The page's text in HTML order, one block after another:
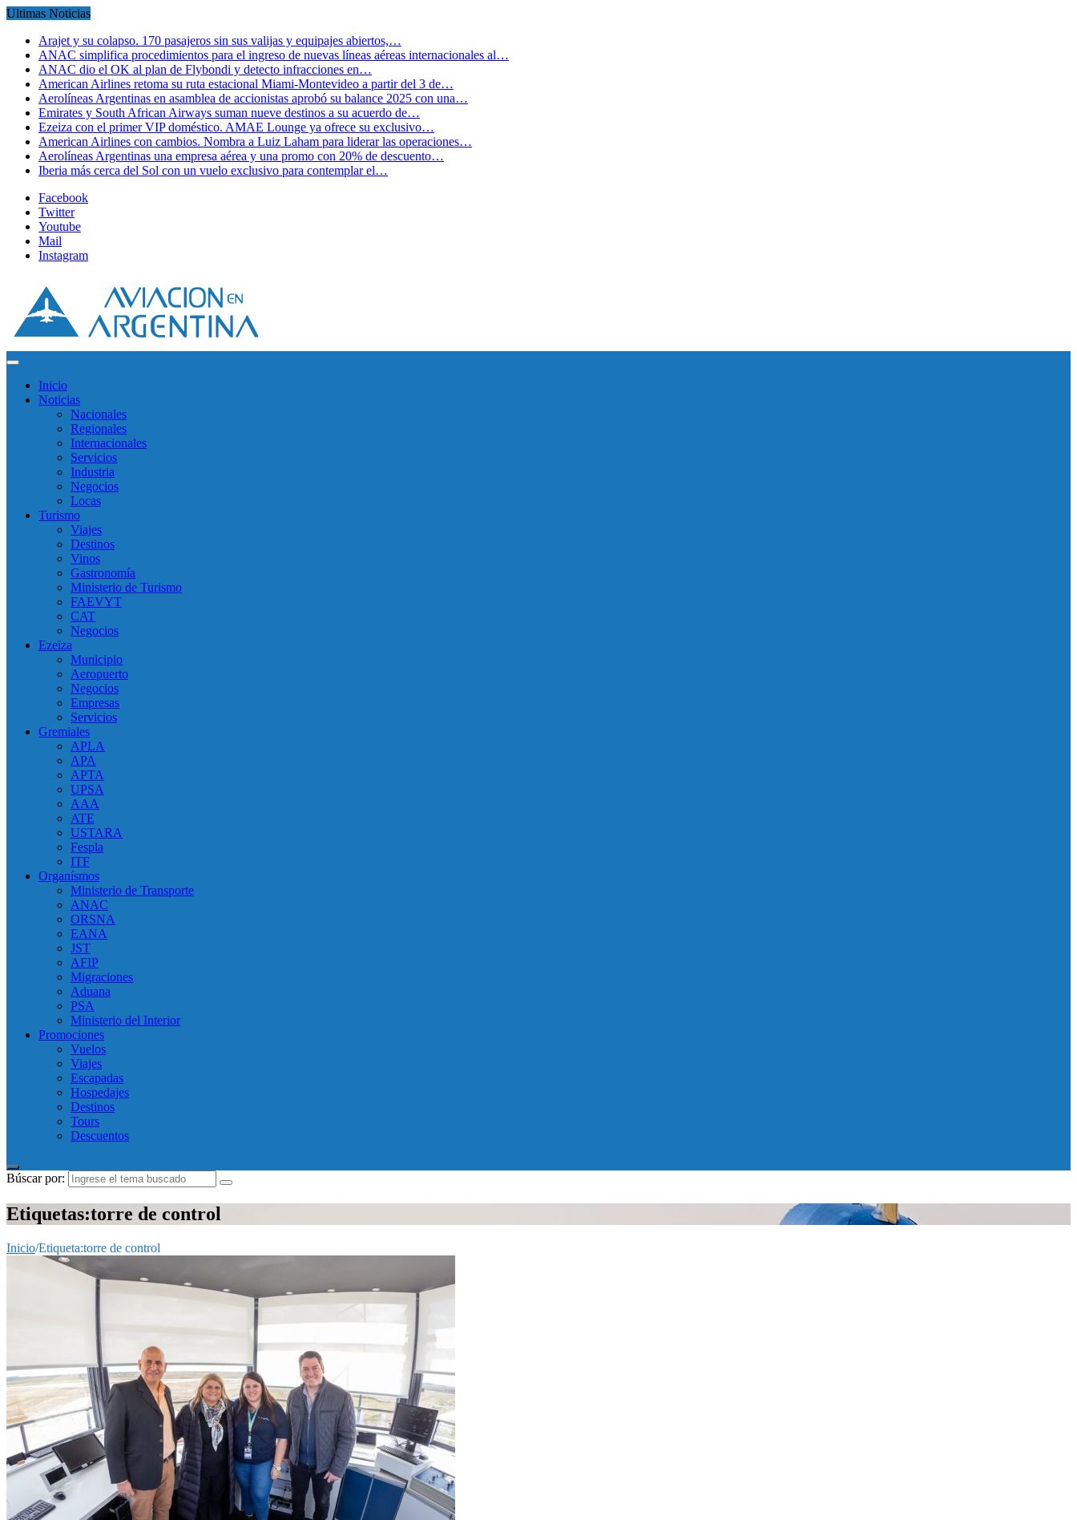
Ultimas Noticias
Arajet y su colapso. 170 pasajeros sin sus valijas y equipajes abiertos,…
ANAC simplifica procedimientos para el ingreso de nuevas líneas aéreas internacionales al…
ANAC dio el OK al plan de Flybondi y detecto infracciones en…
American Airlines retoma su ruta estacional Miami-Montevideo a partir del 3 de…
Aerolíneas Argentinas en asamblea de accionistas aprobó su balance 2025 con una…
Emirates y South African Airways suman nueve destinos a su acuerdo de…
Ezeiza con el primer VIP doméstico. AMAE Lounge ya ofrece su exclusivo…
American Airlines con cambios. Nombra a Luiz Laham para liderar las operaciones…
Aerolíneas Argentinas una empresa aérea y una promo con 20% de descuento…
Iberia más cerca del Sol con un vuelo exclusivo para contemplar el…
Facebook
Twitter
Youtube
Mail
Instagram
Inicio
Noticias
Nacionales
Regionales
Internacionales
Servicios
Industria
Negocios
Locas
Turismo
Viajes
Destinos
Vinos
Gastronomía
Ministerio de Turismo
FAEVYT
CAT
Negocios
Ezeiza
Municipio
Aeropuerto
Negocios
Empresas
Servicios
Gremiales
APLA
APA
APTA
UPSA
AAA
ATE
USTARA
Fespla
ITF
Organísmos
Ministerio de Transporte
ANAC
ORSNA
EANA
JST
AFIP
Migraciones
Aduana
PSA
Ministerio del Interior
Promociones
Vuelos
Viajes
Escapadas
Hospedajes
Destinos
Tours
Descuentos
Búscar por:
Etiquetas:torre de control
Inicio/Etiqueta:torre de control